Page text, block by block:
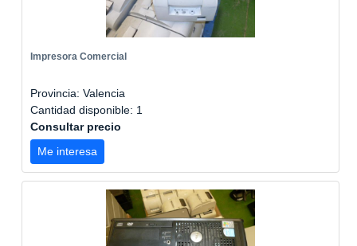
Impresora Comercial
Provincia: Valencia
Cantidad disponible: 1
Consultar precio
Me interesa